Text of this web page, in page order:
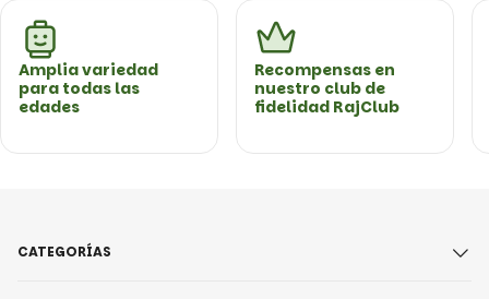
Amplia variedad
para todas las
edades
Recompensas en
nuestro club de
fidelidad RajClub
CATEGORÍAS